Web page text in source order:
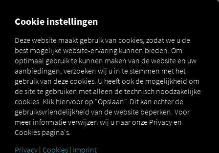
Marketplace Connectors Trans.eu Platform Connect
TRANS.EU PLATFORM
CONNECT
Cookie instellingen
Deze website maakt gebruik van cookies, zodat we u de
best mogelijke website-ervaring kunnen bieden. Om
optimaal gebruik te kunnen maken van de website en uw
aanbiedingen, verzoeken wij u in te stemmen met het
gebruik van deze cookies. U heeft ook de mogelijkheid om
de site te gebruiken met alleen de technisch noodzakelijke
cookies. Klik hiervoor op "Opslaan". Dit kan echter de
gebruiksvriendelijkheid van de website beperken. Voor
meer informatie verwijzen wij u naar onze Privacy en
Cookies pagina's.
Privacy | Cookies | Imprint